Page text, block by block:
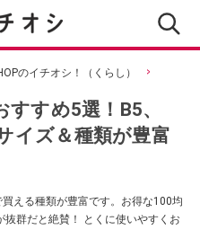
のイチオシ！（くらし）
すめ5選！B5、
イズ＆種類が豊富
える種類が豊富です。お得な100均
群だと絶賛！ とくに使いやすくお